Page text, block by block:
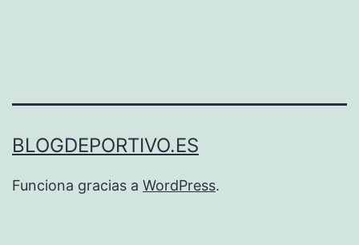
BLOGDEPORTIVO.ES
Funciona gracias a WordPress.